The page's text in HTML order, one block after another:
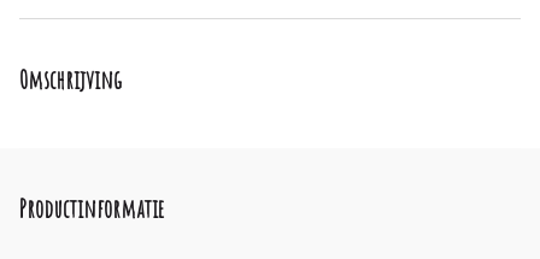
Omschrijving
Productinformatie